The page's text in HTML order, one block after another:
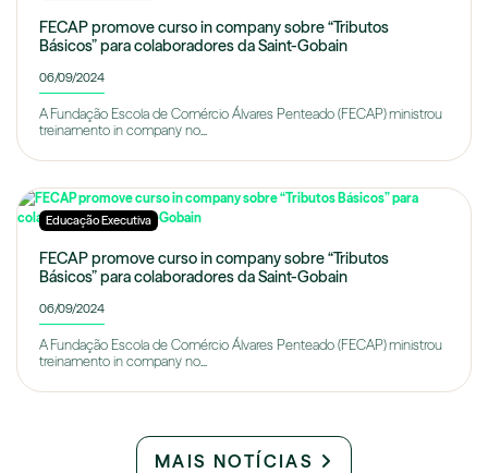
FECAP promove curso in company sobre “Tributos
Básicos” para colaboradores da Saint-Gobain
06/09/2024
A Fundação Escola de Comércio Álvares Penteado (FECAP) ministrou
treinamento in company no...
Educação Executiva
FECAP promove curso in company sobre “Tributos
Básicos” para colaboradores da Saint-Gobain
06/09/2024
A Fundação Escola de Comércio Álvares Penteado (FECAP) ministrou
treinamento in company no...
MAIS NOTÍCIAS